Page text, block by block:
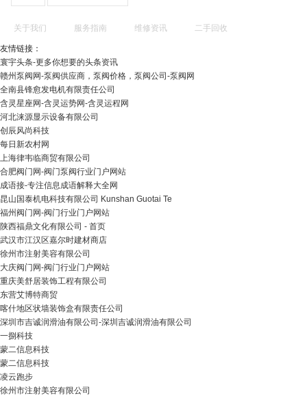
关于我们 服务指南 维修资讯 二手回收
友情链接：
寰宇头条-更多你想要的头条资讯
赣州泵阀网-泵阀供应商，泵阀价格，泵阀公司-泵阀网
全南县锋愈发电机有限责任公司
含灵星座网-含灵运势网-含灵运程网
河北涞源显示设备有限公司
创辰风尚科技
每日新农村网
上海律韦临商贸有限公司
合肥阀门网-阀门泵阀行业门户网站
成语接-专注信息成语解释大全网
昆山国泰机电科技有限公司 Kunshan Guotai Te
福州阀门网-阀门行业门户网站
陕西福鼎文化有限公司 - 首页
武汉市江汉区嘉尔时建材商店
徐州市注射美容有限公司
大庆阀门网-阀门行业门户网站
重庆美舒居装饰工程有限公司
东营艾博特商贸
喀什地区状墙装饰盒有限责任公司
深圳市吉诚润滑油有限公司-深圳吉诚润滑油有限公司
一捌科技
蒙二信息科技
蒙二信息科技
凌云跑步
徐州市注射美容有限公司